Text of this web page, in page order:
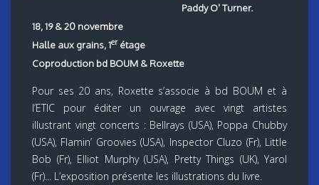
Paddy O' Turner.
18, 19 & 20 novembre
Halle aux grains, 1erétage
Coproduction bd BOUM & Roxette
Pour ses 20 ans, Roxette s’associe à bd BOUM et à
l’ETIC pour éditer un ouvrage avec vingt artistes
illustrant vingt concerts : Bellrays (USA), Poppa Chubby
(USA), Flamin’ Groovies (USA), Inspector Cluzo (Fr), Little
Bob (Fr), Elliot Murphy (USA), Pretty Things (UK), Yarol
(Fr)... L’exposition présente les illustrations du livre.